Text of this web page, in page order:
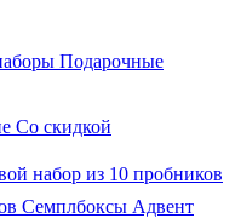
Подарочные
Со скидкой
набор из 10 пробников
Семплбоксы Адвент